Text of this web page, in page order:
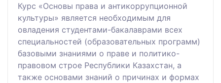
Курс «Основы права и антикоррупционной
культуры» является необходимым для
овладения студентами-бакалаврами всех
специальностей (образовательных программ)
базовыми знаниями о праве и политико-
правовом строе Республики Казахстан, а
также основами знаний о причинах и формах